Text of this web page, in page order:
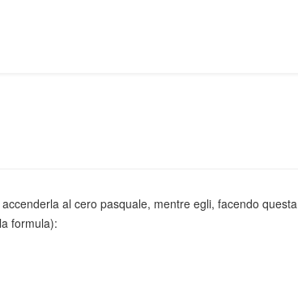
al cero pasquale, mentre egli, facendo questa
formula):